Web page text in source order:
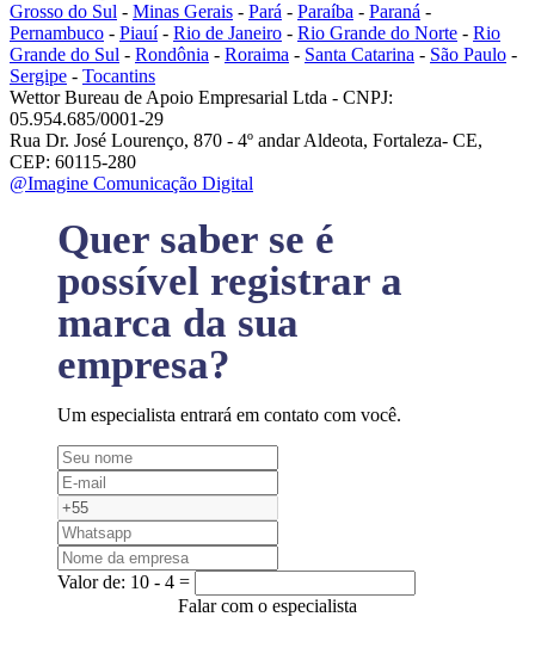
Grosso do Sul - Minas Gerais - Pará - Paraíba - Paraná -
Pernambuco - Piauí- Rio de Janeiro - Rio Grande do Norte - Rio
Grande do Sul - Rondônia - Roraima - Santa Catarina - São Paulo -
Sergipe - Tocantins
Wettor Bureau de Apoio Empresarial Ltda - CNPJ:
05.954.685/0001-29
Rua Dr. José Lourenço, 870 - 4º andar Aldeota, Fortaleza- CE,
CEP: 60115-280
@Imagine Comunicação Digital
Quer saber se é
possível registrar a
marca da sua
empresa?
Um especialista entrará em contato com você.
Valor de: 10 - 4 =
Falar com o especialista